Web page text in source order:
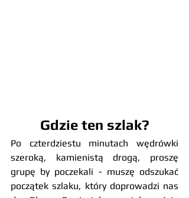
Gdzie ten szlak?
Po czterdziestu minutach wędrówki
szeroką, kamienistą drogą, proszę
grupę by poczekali - muszę odszukać
początek szlaku, który doprowadzi nas